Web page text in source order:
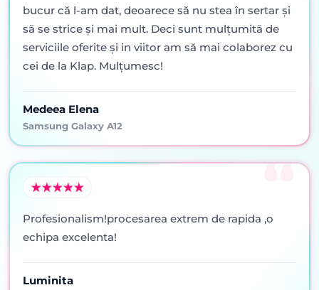
bucur că l-am dat, deoarece să nu stea în sertar şi
să se strice şi mai mult. Deci sunt mulţumită de
serviciile oferite şi in viitor am să mai colaborez cu
cei de la Klap. Mulţumesc!
Medeea Elena
Samsung Galaxy A12
Profesionalism!procesarea extrem de rapida ,o
echipa excelenta!
Luminita